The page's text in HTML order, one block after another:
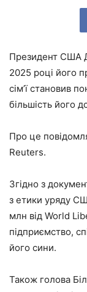
Президент США
2025 році його
сім’ї становив
більшість його
Про це
Reuters.
Згідно з
з етики уряду
млн від World
підприємство,
його сини.
Також голова